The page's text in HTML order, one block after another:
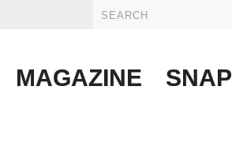
MAGAZINE SNAP